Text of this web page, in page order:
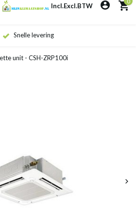
Incl.Excl.BTW
Snelle levering
unit - CSH-ZRP100i